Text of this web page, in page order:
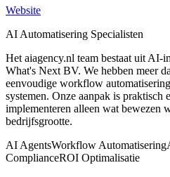
Website
AI Automatisering Specialisten
Het aiagency.nl team bestaat uit AI-
What's Next BV. We hebben meer
eenvoudige workflow
systemen. Onze aanpak is praktisch
implementeren alleen wat bewezen
bedrijfsgrootte.
AI AgentsWorkflow Automatisering
ComplianceROI Optimalisatie